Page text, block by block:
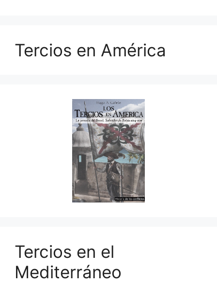
Tercios en América
Tercios en el
Mediterráneo